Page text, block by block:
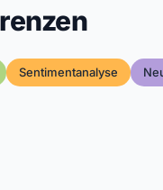
Sentimentanalyse